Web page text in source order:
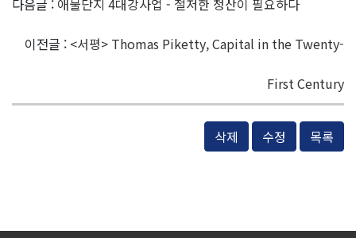
이전글 : <서평> Thomas Piketty, Capital in the Twenty-
First Century
삭제 수정 목록